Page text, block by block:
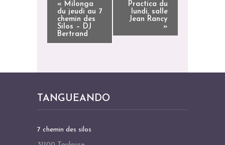
I
A
I
O
N
É
« Milonga
du jeudi au 7
chemin des
Silos – DJ
Bertrand
Practica du
lundi, salle
Jean Rancy
»
TANGUEANDO
7 chemin des silos